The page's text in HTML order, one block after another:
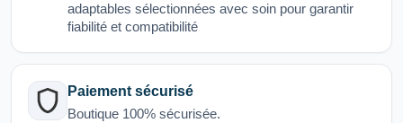
adaptables sélectionnées avec soin pour garantir
fiabilité et compatibilité
Paiement sécurisé
Boutique 100% sécurisée.